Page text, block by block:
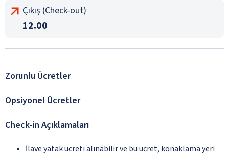
Çıkış (Check-out)
12.00
Zorunlu Ücretler
Opsiyonel Ücretler
Check-in Açıklamaları
İlave yatak ücreti alınabilir ve bu ücret, konaklama yeri